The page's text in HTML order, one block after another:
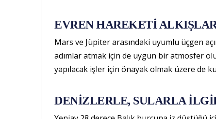
EVREN HAREKETİ
Mars ve Jüpiter arasındaki uyumlu üçgen
adımlar atmak için de uygun bir atmosfer
yapılacak işler için önayak olmak üzere de
DENİZLERLE, SULARLA